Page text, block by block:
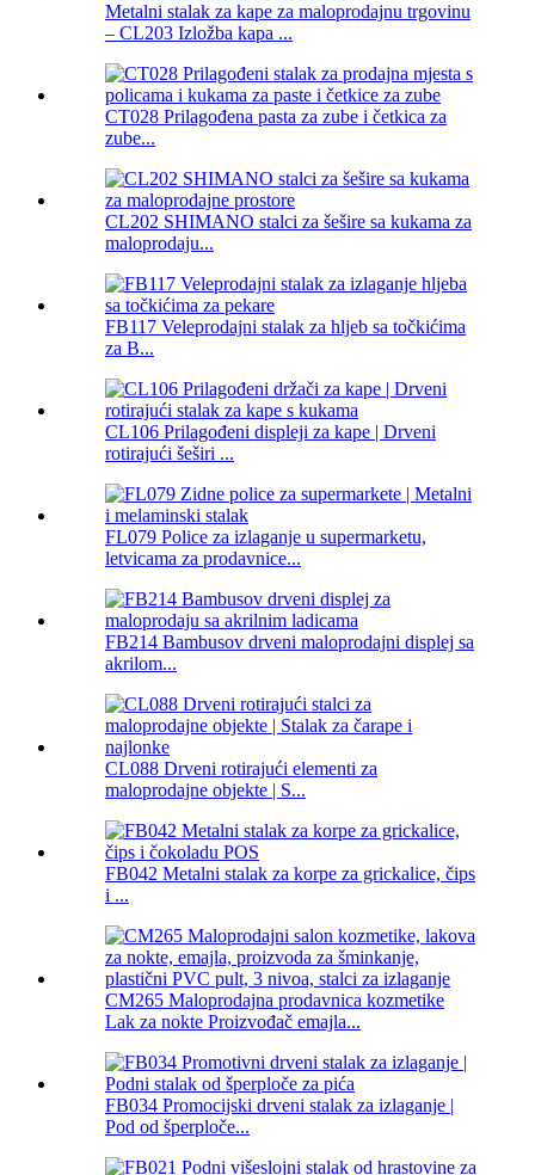
Metalni stalak za kape za maloprodajnu trgovinu
– CL203 Izložba kapa ...
CT028 Prilagođena pasta za zube i četkica za
zube...
CL202 SHIMANO stalci za šešire sa kukama za
maloprodaju...
FB117 Veleprodajni stalak za hljeb sa točkićima
za B...
CL106 Prilagođeni displeji za kape | Drveni
rotirajući šeširi ...
FL079 Police za izlaganje u supermarketu,
letvicama za prodavnice...
FB214 Bambusov drveni maloprodajni displej sa
akrilom...
CL088 Drveni rotirajući elementi za
maloprodajne objekte | S...
FB042 Metalni stalak za korpe za grickalice, čips
i ...
CM265 Maloprodajna prodavnica kozmetike
Lak za nokte Proizvođač emajla...
FB034 Promocijski drveni stalak za izlaganje |
Pod od šperploče...